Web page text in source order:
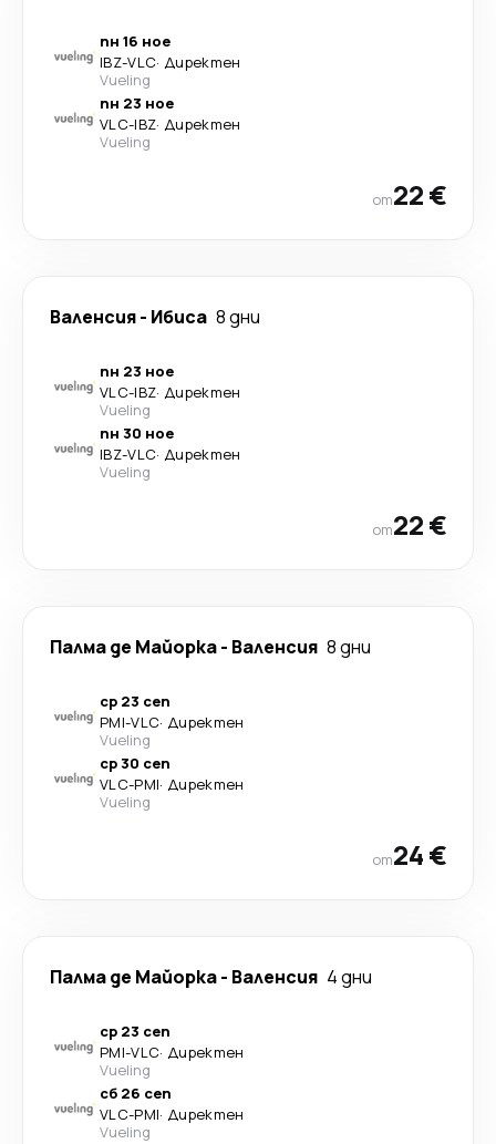
пн 16 ное
IBZ-VLC· Директен
Vueling
пн 23 ное
VLC-IBZ· Директен
Vueling
от22 €
Валенсия- Ибиса 8 дни
пн 23 ное
VLC-IBZ· Директен
Vueling
пн 30 ное
IBZ-VLC· Директен
Vueling
от22 €
Палма де Майорка- Валенсия 8 дни
ср 23 сеп
PMI-VLC· Директен
Vueling
ср 30 сеп
VLC-PMI· Директен
Vueling
от24 €
Палма де Майорка- Валенсия 4 дни
ср 23 сеп
PMI-VLC· Директен
Vueling
сб 26 сеп
VLC-PMI· Директен
Vueling